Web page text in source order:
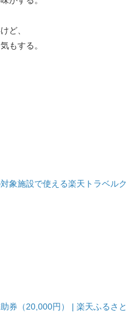
ど、
もする。
象施設で使える楽天トラベルク
券（20,000円） | 楽天ふるさと